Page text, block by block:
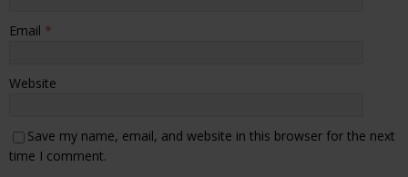
Email *
Website
Save my name, email, and website in this browser for the next
time I comment.